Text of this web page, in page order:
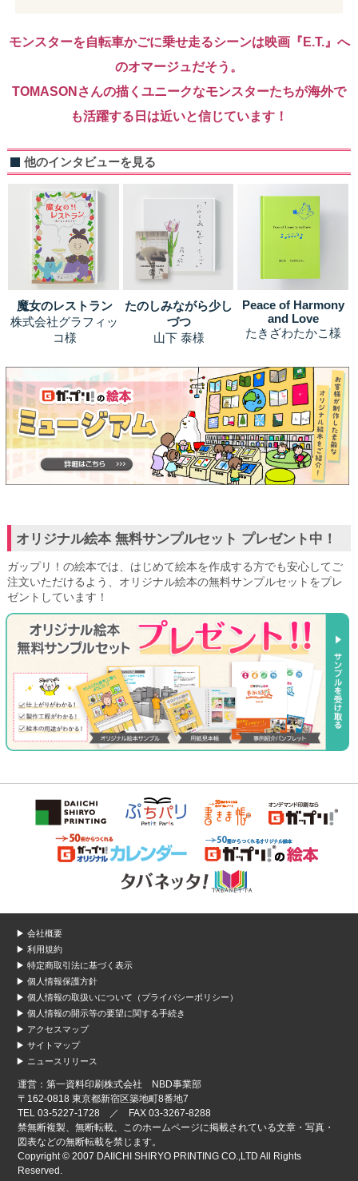
モンスターを自転車かごに乗せ走るシーンは映画『E.T.』へ
のオマージュだそう。
TOMASONさんの描くユニークなモンスターたちが海外で
も活躍する日は近いと信じています！
他のインタビューを見る
魔女のレストラン
株式会社グラフィッ
コ様
たのしみながら少し
づつ
山下 泰様
Peace of Harmony
and Love
たきざわたかこ様
オリジナル絵本 無料サンプルセット プレゼント中！
ガップリ！の絵本では、はじめて絵本を作成する方でも安心してご
注文いただけるよう、オリジナル絵本の無料サンプルセットをプレ
ゼントしています！
▶ 会社概要
▶ 利用規約
▶ 特定商取引法に基づく表示
▶ 個人情報保護方針
▶ 個人情報の取扱いについて（プライバシーポリシー）
▶ 個人情報の開示等の要望に関する手続き
▶ アクセスマップ
▶ サイトマップ
▶ ニュースリリース
運営：第一資料印刷株式会社 NBD事業部
〒162-0818 東京都新宿区築地町8番地7
TEL 03-5227-1728 ／ FAX 03-3267-8288
禁無断複製、無断転載、このホームページに掲載されている文章・写真・
図表などの無断転載を禁じます。
Copyright © 2007 DAIICHI SHIRYO PRINTING CO.,LTD All Rights
Reserved.